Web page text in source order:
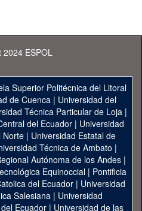
2024 ESPOL
Superior Politécnica del Litoral
de Cuenca| Universidad del
Técnica Particular de Loja|
del Ecuador| Universidad
Norte | Universidad Estatal de
Técnica de Ambato |
Autónoma de los Andes|
Equinoccial| Pontificia
del Ecuador | Universidad
Salesiana | Universidad
Ecuador | Universidad de las